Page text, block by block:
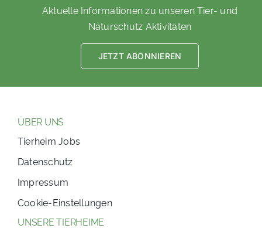
Aktuelle Informationen zu unseren Tier- und
Naturschutz Aktivitäten
JETZT ABONNIEREN
ÜBER UNS
Tierheim Jobs
Datenschutz
Impressum
Cookie-Einstellungen
UNSERE TIERHEIME